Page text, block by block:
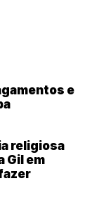
e
religiosa
Gil em